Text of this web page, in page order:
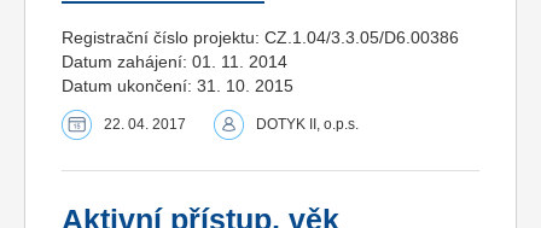
Registrační číslo projektu: CZ.1.04/3.3.05/D6.00386
Datum zahájení: 01. 11. 2014
Datum ukončení: 31. 10. 2015
22. 04. 2017 DOTYK II, o.p.s.
Aktivní přístup, věk